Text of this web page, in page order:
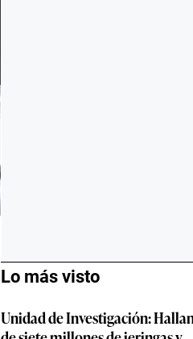
Lo más visto
Unidad de Investigación: